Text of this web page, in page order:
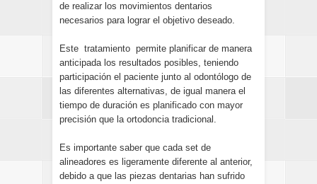
de realizar los movimientos dentarios
necesarios para lograr el objetivo deseado.
Este tratamiento permite planificar de manera
anticipada los resultados posibles, teniendo
participación el paciente junto al odontólogo de
las diferentes alternativas, de igual manera el
tiempo de duración es planificado con mayor
precisión que la ortodoncia tradicional.
Es importante saber que cada set de
alineadores es ligeramente diferente al anterior,
debido a que las piezas dentarias han sufrido